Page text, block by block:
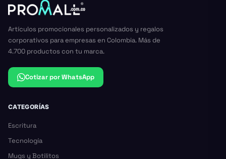
Artículos promocionales personalizados y regalos
corporativos para empresas en Colombia. Más de
4.700 productos con tu marca.
Cotizar por WhatsApp
CATEGORÍAS
Escritura
Tecnología
Mugs y Botilitos